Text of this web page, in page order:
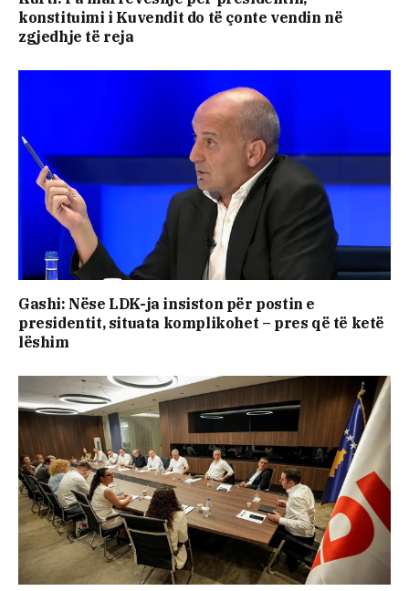
konstituimi i Kuvendit do të çonte vendin në
zgjedhje të reja
Gashi: Nëse LDK-ja insiston për postin e
presidentit, situata komplikohet – pres që të ketë
lëshim